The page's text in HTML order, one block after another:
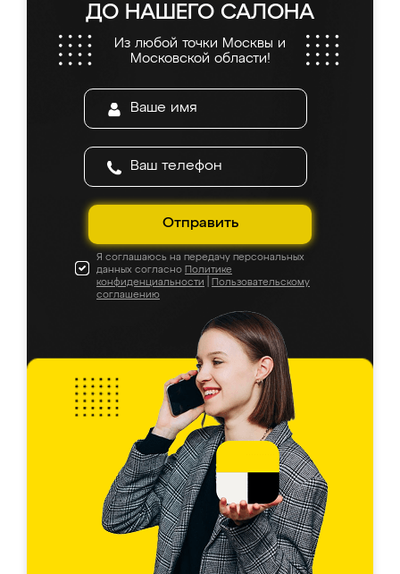
ДО НАШЕГО САЛОНА
Из любой точки Москвы и
Московской области!
Отправить
Я соглашаюсь на передачу персональных
данных согласно Политике
конфиденциальности
Пользовательскому
соглашению